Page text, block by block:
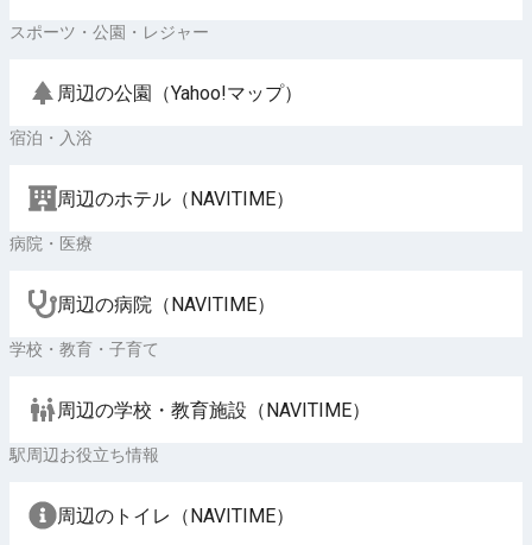
スポーツ・公園・レジャー
周辺の公園（Yahoo!マップ）
宿泊・入浴
周辺のホテル（NAVITIME）
病院・医療
周辺の病院（NAVITIME）
学校・教育・子育て
周辺の学校・教育施設（NAVITIME）
駅周辺お役立ち情報
周辺のトイレ（NAVITIME）